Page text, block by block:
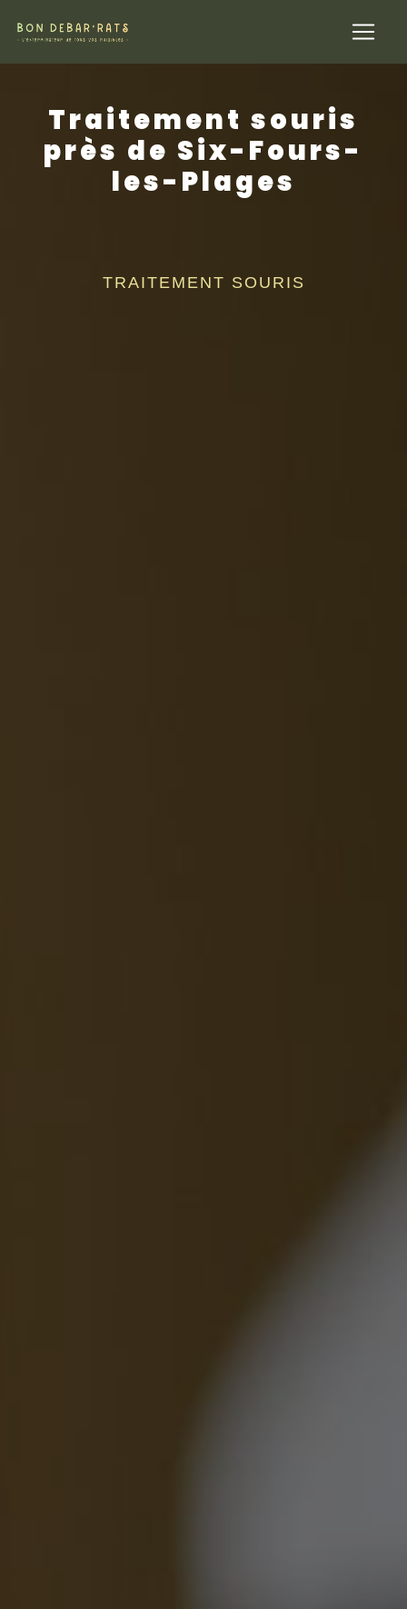
Traitement souris
près de Six-Fours-
les-Plages
TRAITEMENT SOURIS